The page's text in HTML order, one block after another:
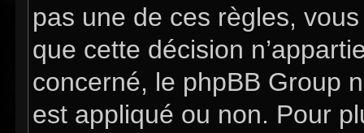
pas une de ces règles,
que cette décision
concerné, le phpBB Group
est appliqué ou non. Pour